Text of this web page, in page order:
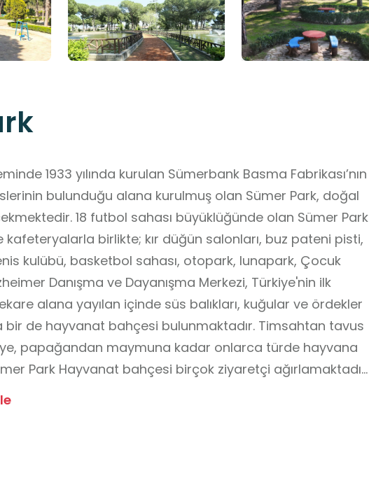
1933 yılında kurulan Sümerbank Basma Fabrikası’nın
alana kurulmuş olan Sümer Park, doğal
18 futbol sahası büyüklüğünde olan Sümer Park
birlikte; kır düğün salonları, buz pateni pisti,
kulübü, basketbol sahası, otopark, lunapark, Çocuk
Danışma ve Dayanışma Merkezi, Türkiye'nin ilk
alana yayılan içinde süs balıkları, kuğular ve ördekler
Timsahtan tavus
papağandan maymuna kadar onlarca türde hayvana
Park Hayvanat bahçesi birçok ziyaretçi ağırlamaktadır.